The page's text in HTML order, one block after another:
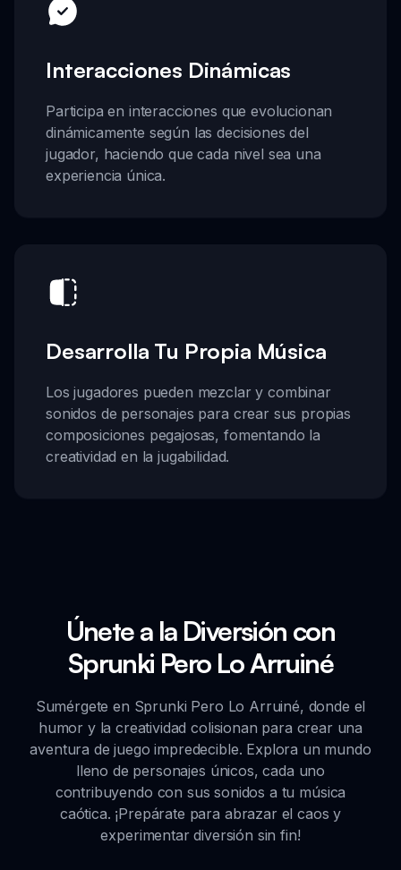
Interacciones Dinámicas
Participa en interacciones que evolucionan
dinámicamente según las decisiones del
jugador, haciendo que cada nivel sea una
experiencia única.
Desarrolla Tu Propia Música
Los jugadores pueden mezclar y combinar
sonidos de personajes para crear sus propias
composiciones pegajosas, fomentando la
creatividad en la jugabilidad.
Únete a la Diversión con
Sprunki Pero Lo Arruiné
Sumérgete en Sprunki Pero Lo Arruiné, donde el
humor y la creatividad colisionan para crear una
aventura de juego impredecible. Explora un mundo
lleno de personajes únicos, cada uno
contribuyendo con sus sonidos a tu música
caótica. ¡Prepárate para abrazar el caos y
experimentar diversión sin fin!